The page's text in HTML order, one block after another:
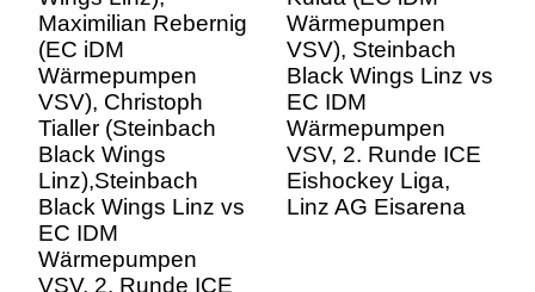
Tialler (Steinbach
Black Wings
Linz),Steinbach
Black Wings Linz vs
EC IDM
Wärmepumpen
VSV, 2. Runde ICE
Eishockey Liga,
Linz AG Eisarena
Wärmepumpen
VSV, 2. Runde ICE
Eishockey Liga,
Linz AG Eisarena